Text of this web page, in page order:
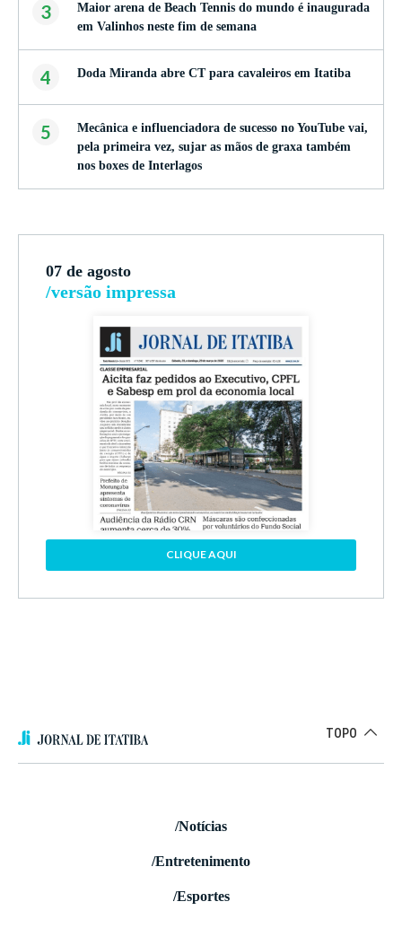
3
Maior arena de Beach Tennis do mundo é inaugurada
em Valinhos neste fim de semana
4 Doda Miranda abre CT para cavaleiros em Itatiba
5
Mecânica e influenciadora de sucesso no YouTube vai,
pela primeira vez, sujar as mãos de graxa também
nos boxes de Interlagos
07 de agosto
/versão impressa
CLIQUE AQUI
TOPO
/Notícias
/Entretenimento
/Esportes